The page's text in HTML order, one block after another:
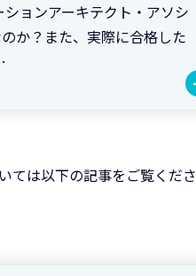
ョンアーキテクト・アソシ
か？また、実際に合格した
ては以下の記事をご覧くださ